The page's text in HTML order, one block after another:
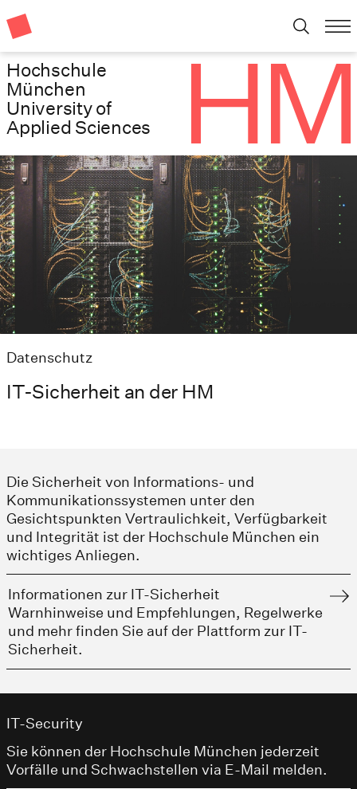
Hochschule
München
University of
Applied Sciences
Datenschutz
IT-Sicherheit an der HM
Die Sicherheit von Informations- und
Kommunikationssystemen unter den
Gesichtspunkten Vertraulichkeit, Verfügbarkeit
und Integrität ist der Hochschule München ein
wichtiges Anliegen.
Informationen zur IT-Sicherheit
Warnhinweise und Empfehlungen, Regelwerke
und mehr finden Sie auf der Plattform zur IT-
Sicherheit.
IT-Security
Sie können der Hochschule München jederzeit
Vorfälle und Schwachstellen via E-Mail melden.